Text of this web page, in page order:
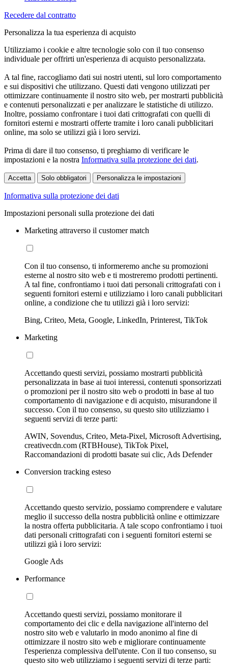
Recedere dal contratto
Personalizza la tua esperienza di acquisto
Utilizziamo i cookie e altre tecnologie solo con il tuo consenso
individuale per offrirti un'esperienza di acquisto personalizzata.
A tal fine, raccogliamo dati sui nostri utenti, sul loro comportamento
e sui dispositivi che utilizzano. Questi dati vengono utilizzati per
ottimizzare continuamente il nostro sito web, per mostrarti pubblicità
e contenuti personalizzati e per analizzare le statistiche di utilizzo.
Inoltre, possiamo confrontare i tuoi dati crittografati con quelli di
fornitori esterni e mostrarti offerte tramite i loro canali pubblicitari
online, ma solo se utilizzi già i loro servizi.
Prima di dare il tuo consenso, ti preghiamo di verificare le
impostazioni e la nostra Informativa sulla protezione dei dati.
Accetta Solo obbligatori Personalizza le impostazioni
Informativa sulla protezione dei dati
Impostazioni personali sulla protezione dei dati
Marketing attraverso il customer match
Con il tuo consenso, ti informeremo anche su promozioni
esterne al nostro sito web e ti mostreremo prodotti pertinenti.
A tal fine, confrontiamo i tuoi dati personali crittografati con i
seguenti fornitori esterni e utilizziamo i loro canali pubblicitari
online, a condizione che tu utilizzi già i loro servizi:
Bing, Criteo, Meta, Google, LinkedIn, Printerest, TikTok
Marketing
Accettando questi servizi, possiamo mostrarti pubblicità
personalizzata in base ai tuoi interessi, contenuti sponsorizzati
o promozioni per il nostro sito web o prodotti in base al tuo
comportamento di navigazione e di acquisto, misurandone il
successo. Con il tuo consenso, su questo sito utilizziamo i
seguenti servizi di terze parti:
AWIN, Sovendus, Criteo, Meta-Pixel, Microsoft Advertising,
creativecdn.com (RTBHouse), TikTok Pixel,
Raccomandazioni di prodotti basate sui clic, Ads Defender
Conversion tracking esteso
Accettando questo servizio, possiamo comprendere e valutare
meglio il successo della nostra pubblicità online e ottimizzare
la nostra offerta pubblicitaria. A tale scopo confrontiamo i tuoi
dati personali crittografati con i seguenti fornitori esterni se
utilizzi già i loro servizi:
Google Ads
Performance
Accettando questi servizi, possiamo monitorare il
comportamento dei clic e della navigazione all'interno del
nostro sito web e valutarlo in modo anonimo al fine di
ottimizzare il nostro sito web e migliorare continuamente
l'esperienza complessiva dell'utente. Con il tuo consenso, su
questo sito web utilizziamo i seguenti servizi di terze parti: